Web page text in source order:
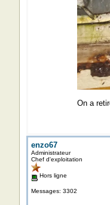
On a
enzo67
Administrateur
Chef d'exploitation
Hors ligne
Messages: 3302